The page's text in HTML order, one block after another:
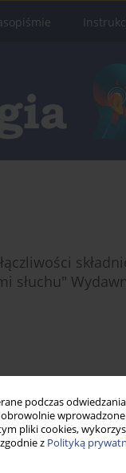
podczas
pliki cookies,
z Polityką
słuchu"